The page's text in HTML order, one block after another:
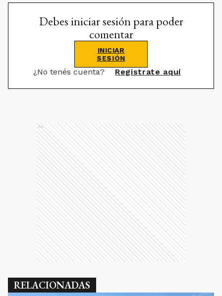
Debes iniciar sesión para poder
comentar
INICIAR
SESIÓN
¿No tenés cuenta? Registrate aquí
Ads
RELACIONADAS